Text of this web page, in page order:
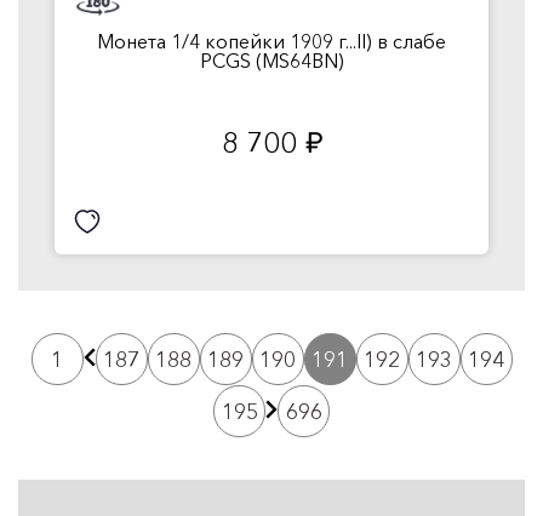
Монета 1/4 копейки 1909 г...II) в слабе
PCGS (MS64BN)
8 700 руб.
1 187 188 189 190 191 192 193
194
195
696